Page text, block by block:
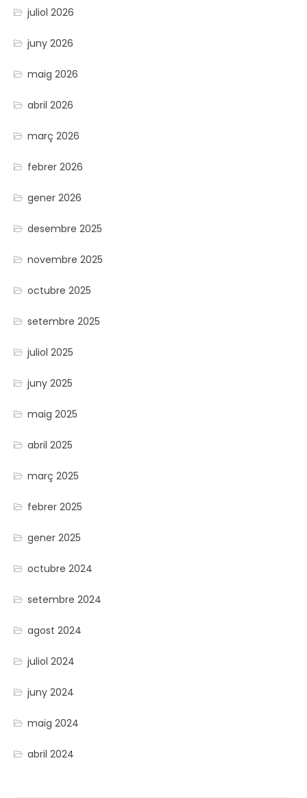
juliol 2026
juny 2026
maig 2026
abril 2026
març 2026
febrer 2026
gener 2026
desembre 2025
novembre 2025
octubre 2025
setembre 2025
juliol 2025
juny 2025
maig 2025
abril 2025
març 2025
febrer 2025
gener 2025
octubre 2024
setembre 2024
agost 2024
juliol 2024
juny 2024
maig 2024
abril 2024